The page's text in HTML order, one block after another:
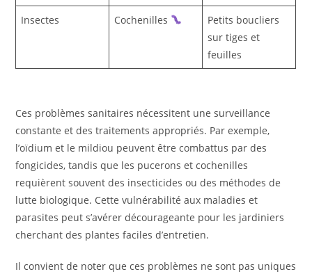
Insectes Cochenilles
Petits boucliers
sur tiges et
feuilles
Ces problèmes sanitaires nécessitent une surveillance
constante et des traitements appropriés. Par exemple,
l’oïdium et le mildiou peuvent être combattus par des
fongicides, tandis que les pucerons et cochenilles
requièrent souvent des insecticides ou des méthodes de
lutte biologique. Cette vulnérabilité aux maladies et
parasites peut s’avérer décourageante pour les jardiniers
cherchant des plantes faciles d’entretien.
Il convient de noter que ces problèmes ne sont pas uniques